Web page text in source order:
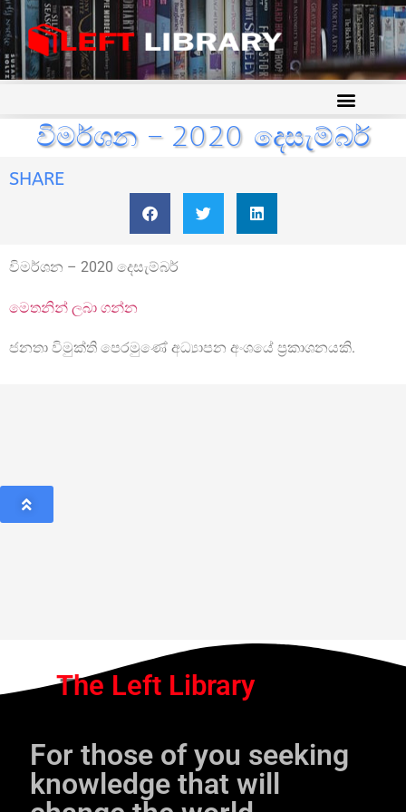
විමර්ශන – 2020 දෙසැම්බර්
SHARE
විමර්ශන – 2020 දෙසැම්බර්
මෙතනින් ලබා ගන්න
ජනතා විමුක්ති පෙරමුණේ අධ්‍යාපන අංශයේ ප්‍රකාශනයකි.
The Left Library
For those of you seeking
knowledge that will